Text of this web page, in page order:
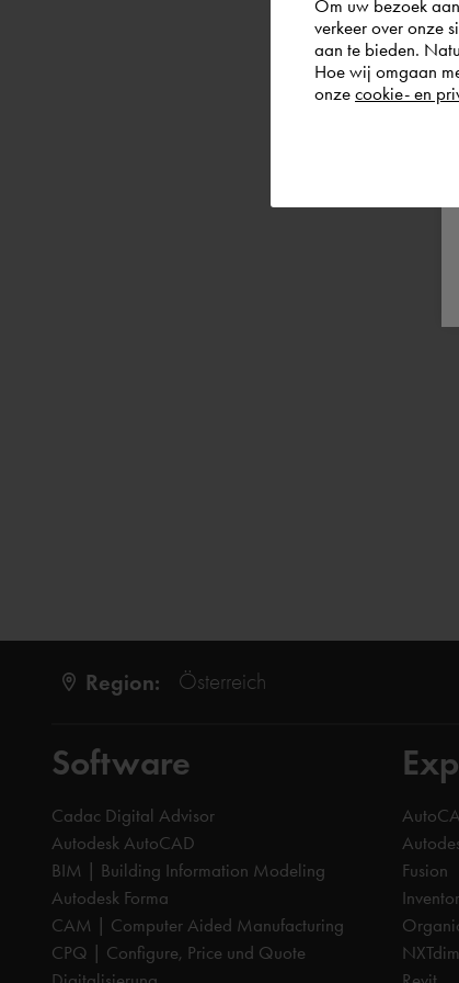
Region: Österreich
Software
Cadac Digital Advisor
Autodesk AutoCAD
BIM | Building Information Modeling
Autodesk Forma
CAM | Computer Aided Manufacturing
CPQ | Configure, Price und Quote
Fusion
Inventor
NXTdim
Om uw bezoek
verkeer over onze
aan te bieden.
Hoe wij omgaan
onze cookie- en